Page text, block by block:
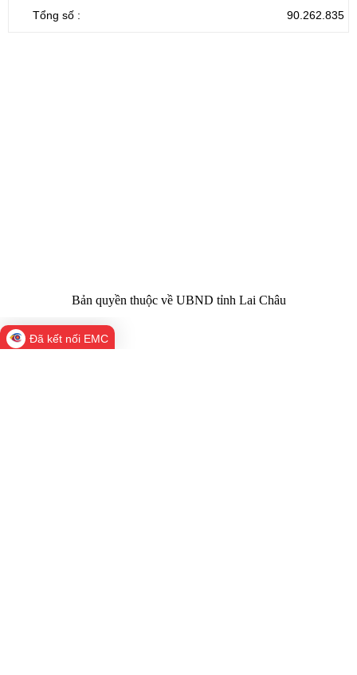
Tổng số :
90.262.835
Bản quyền thuộc về UBND tỉnh Lai Châu
Đã kết nối EMC